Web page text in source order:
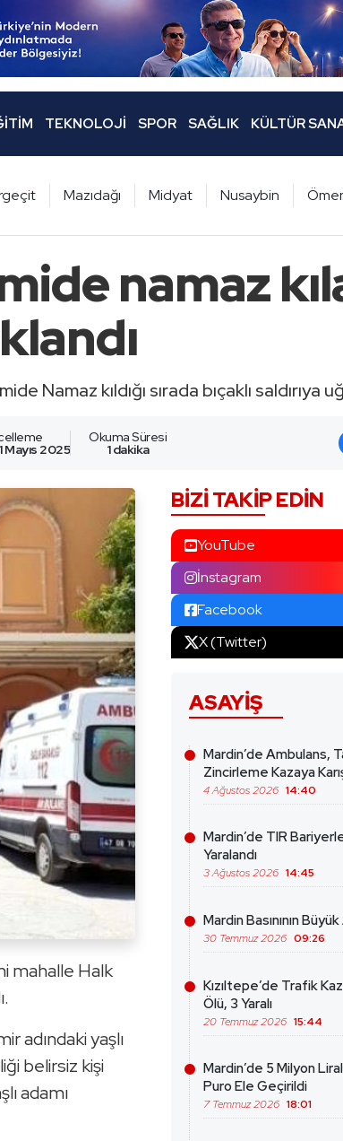
TEKNOLOJI SPOR SAĞLIK KÜLTÜR
Mazıdağı Midyat Nusaybin
namaz
Namaz kıldığı sırada bıçaklı saldırıya
Mayıs 2025
Okuma Süresi
1 dakika
mahalle Halk
adındaki yaşlı
belirsiz kişi
adamı
BIZI TAKIP EDIN
YouTube
İnstagram
Facebook
X (Twitter)
ASAYIŞ
Mardin’de Ambulans,
Zincirleme Kazaya
4 Ağustos 2026 14:40
Mardin’de TIR
Yaralandı
3 Ağustos 2026 14:45
Mardin Basınının Büyük
30 Temmuz 2026 09:26
Kızıltepe’de Trafik
Ölü, 3 Yaralı
20 Temmuz 2026 15:44
Mardin’de 5 Milyon
Puro Ele Geçirildi
7 Temmuz 2026 18:01